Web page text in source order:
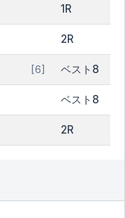
1R
2R
[6] ベスト8
ベスト8
2R